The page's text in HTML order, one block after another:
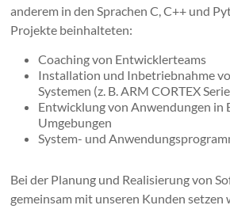
anderem in den Sprachen C, C++ und
Projekte beinhalteten:
Coaching von Entwicklerteams
Installation und Inbetriebnahme
Systemen (z. B. ARM CORTEX
Entwicklung von Anwendungen in
Umgebungen
System- und
Bei der Planung und Realisierung von
gemeinsam mit unseren Kunden setzen